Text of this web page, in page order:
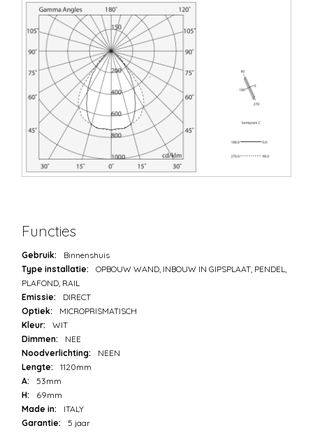
Functies
Gebruik:
Binnenshuis
Type installatie:
OPBOUW WAND, INBOUW IN GIPSPLAAT, PENDEL,
PLAFOND, RAIL
Emissie:
DIRECT
Optiek:
MICROPRISMATISCH
Kleur:
WIT
Dimmen:
NEE
Noodverlichting:
NEEN
Lengte:
1120mm
A:
53mm
H:
69mm
Made in:
ITALY
Garantie:
5 jaar